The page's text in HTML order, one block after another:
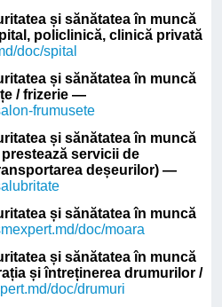
și sănătatea în muncă
policlinică, clinică privată
doc/spital
și sănătatea în muncă
/ frizerie —
frumusete
și sănătatea în muncă
servicii de
deșeurilor) —
și sănătatea în muncă
doc/moara
și sănătatea în muncă
și întreținerea drumurilor /
doc/drumuri